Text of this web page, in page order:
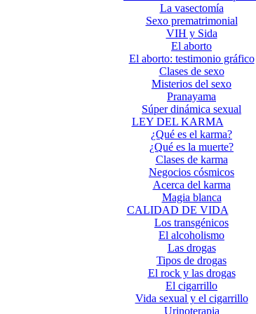
La vasectomía
Sexo prematrimonial
VIH y Sida
El aborto
El aborto: testimonio gráfico
Clases de sexo
Misterios del sexo
Pranayama
Súper dinámica sexual
LEY DEL KARMA
¿Qué es el karma?
¿Qué es la muerte?
Clases de karma
Negocios cósmicos
Acerca del karma
Magia blanca
CALIDAD DE VIDA
Los transgénicos
El alcoholismo
Las drogas
Tipos de drogas
El rock y las drogas
El cigarrillo
Vida sexual y el cigarrillo
Urinoterapia